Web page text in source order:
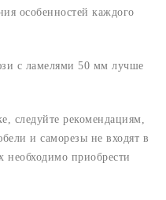
особенностей каждого
с ламелями 50 мм лучше
следуйте рекомендациям,
и саморезы не входят в
необходимо приобрести